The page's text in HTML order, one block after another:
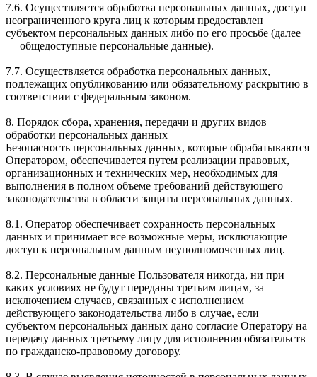
7.6. Осуществляется обработка персональных данных, доступ
неограниченного круга лиц к которым предоставлен
субъектом персональных данных либо по его просьбе (далее
— общедоступные персональные данные).
7.7. Осуществляется обработка персональных данных,
подлежащих опубликованию или обязательному раскрытию в
соответствии с федеральным законом.
8. Порядок сбора, хранения, передачи и других видов
обработки персональных данных
Безопасность персональных данных, которые обрабатываются
Оператором, обеспечивается путем реализации правовых,
организационных и технических мер, необходимых для
выполнения в полном объеме требований действующего
законодательства в области защиты персональных данных.
8.1. Оператор обеспечивает сохранность персональных
данных и принимает все возможные меры, исключающие
доступ к персональным данным неуполномоченных лиц.
8.2. Персональные данные Пользователя никогда, ни при
каких условиях не будут переданы третьим лицам, за
исключением случаев, связанных с исполнением
действующего законодательства либо в случае, если
субъектом персональных данных дано согласие Оператору на
передачу данных третьему лицу для исполнения обязательств
по гражданско-правовому договору.